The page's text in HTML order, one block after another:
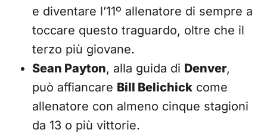
e diventare l’11º allenatore di sempre a
toccare questo traguardo, oltre che il
terzo più giovane.
Sean Payton, alla guida di Denver,
può affiancare Bill Belichick come
allenatore con almeno cinque stagioni
da 13 o più vittorie.